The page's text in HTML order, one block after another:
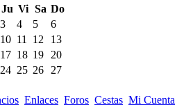
Ju Vi Sa Do
3 4 5
6
10 11 12
13
17 18 19
20
24 25 26
27
Enlaces Foros Cestas Mi Cuenta